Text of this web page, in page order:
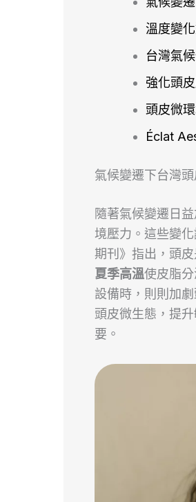
溫度變
台灣氣
強化頭
頭皮微
Éclat
氣候變遷下台灣
隨著氣候變遷日
境壓力。這些變
期刊》指出，頭
夏季高溫使皮脂
設備時，則則加
頭皮微生態，提
要。